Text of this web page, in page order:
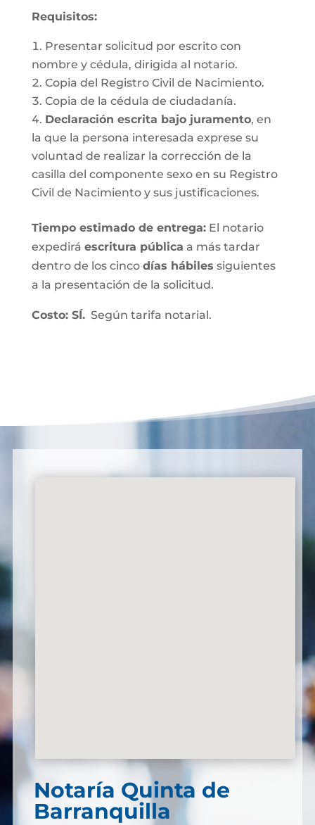
Requisitos:
Presentar solicitud por escrito con
nombre y cédula, dirigida al notario.
Copia del Registro Civil de Nacimiento.
Copia de la cédula de ciudadanía.
Declaración escrita bajo juramento, en
la que la persona interesada exprese su
voluntad de realizar la corrección de la
casilla del componente sexo en su Registro
Civil de Nacimiento y sus justificaciones.
Tiempo estimado de entrega:El notario
expedirá escritura pública a más tardar
dentro de los cinco días hábiles siguientes
a la presentación de la solicitud.
Costo: SÍ.Según tarifa notarial.
Notaría Quinta de
Barranquilla